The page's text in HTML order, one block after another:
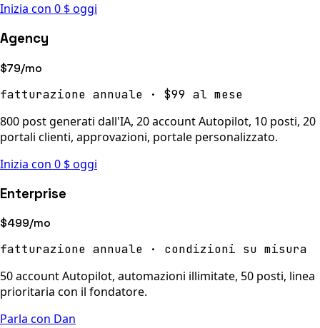
Inizia con 0 $ oggi
Agency
$79/mo
fatturazione annuale · $99 al mese
800 post generati dall'IA, 20 account Autopilot, 10 posti, 20
portali clienti, approvazioni, portale personalizzato.
Inizia con 0 $ oggi
Enterprise
$499/mo
fatturazione annuale · condizioni su misura
50 account Autopilot, automazioni illimitate, 50 posti, linea
prioritaria con il fondatore.
Parla con Dan